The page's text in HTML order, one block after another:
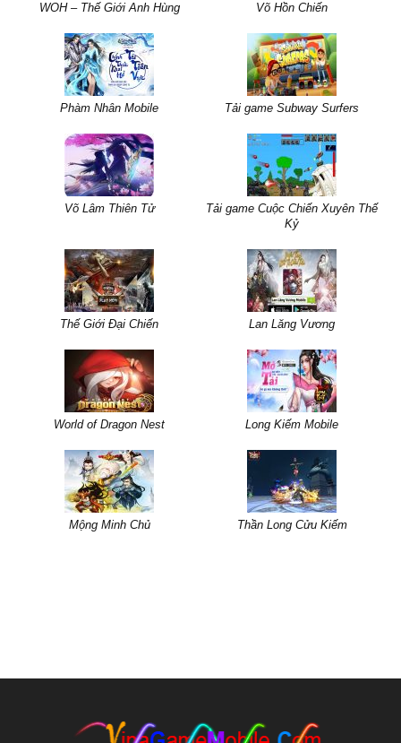
WOH – Thế Giới Anh Hùng Võ Hồn Chiến
Phàm Nhân Mobile Tải game Subway Surfers
Võ Lâm Thiên Tử
Tải game Cuộc Chiến Xuyên Thế
Kỷ
Thế Giới Đại Chiến Lan Lăng Vương
World of Dragon Nest Long Kiếm Mobile
Mộng Minh Chủ Thần Long Cửu Kiếm